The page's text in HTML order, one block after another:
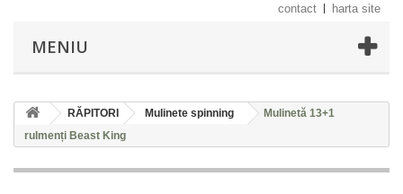
contact harta site
MENIU
RĂPITORI Mulinete spinning
Mulinetă 13+1
rulmenți Beast King